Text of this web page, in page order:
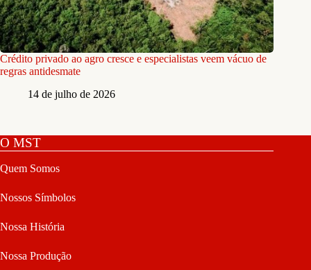
Crédito privado ao agro cresce e especialistas veem vácuo de
regras antidesmate
14 de julho de 2026
O MST
Quem Somos
Nossos Símbolos
Nossa História
Nossa Produção